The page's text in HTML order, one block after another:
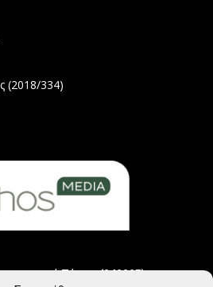
(2018/334)
Τύπου (242225)